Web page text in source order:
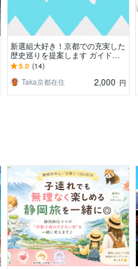
新選組大好き！京都での充実した
歴史巡りを提案します ガイドブ
ックに載ってないマニアックな聖
地や名所なども教えます
5.0 (14)
Taka京都在住
2,000 円